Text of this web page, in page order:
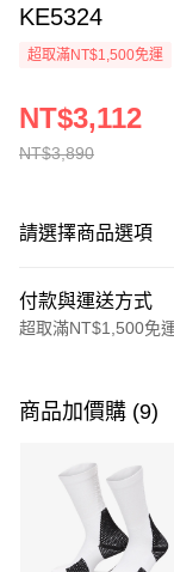
KE5324
超取滿NT$1,500免運
NT$3,890
NT$3,112
請選擇商品選項
付款與運送方式
超取滿NT$1,500免
信用卡一次付款
3 期 0 利率 每期
合作金庫商業銀行
華南商業銀行
商品加價購 (9)